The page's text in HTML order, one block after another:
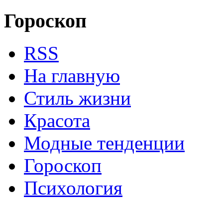
Гороскоп
RSS
На главную
Стиль жизни
Красота
Модные тенденции
Гороскоп
Психология